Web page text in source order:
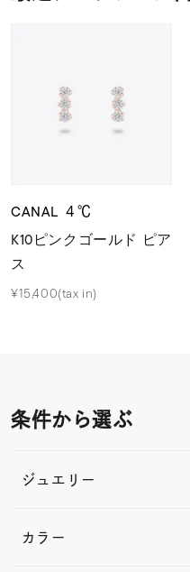
CANAL ４℃
K10ピンクゴールド ピア
ス
¥15,400(tax in)
条件から選ぶ
ジュエリー
カラー